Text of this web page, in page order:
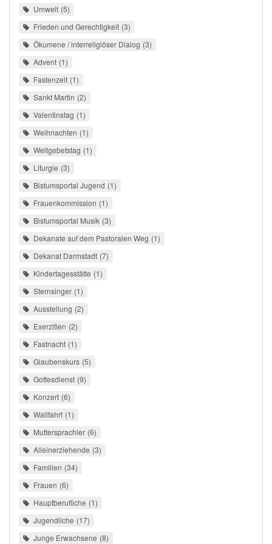
Umwelt 5
Frieden und Gerechtigkeit 3
Ökumene / interreligiöser Dialog 3
Advent 1
Fastenzeit 1
Sankt Martin 2
Valentinstag 1
Weihnachten 1
Weltgebetstag 1
Liturgie 3
Bistumsportal Jugend 1
Frauenkommission 1
Bistumsportal Musik 3
Dekanate auf dem Pastoralen Weg 1
Dekanat Darmstadt 7
Kindertagesstätte 1
Sternsinger 1
Ausstellung 2
Exerzitien 2
Fastnacht 1
Glaubenskurs 5
Gottesdienst 9
Konzert 6
Wallfahrt 1
Muttersprachler 6
Alleinerziehende 3
Familien 34
Frauen 6
Hauptberufliche 1
Jugendliche 17
Junge Erwachsene 8